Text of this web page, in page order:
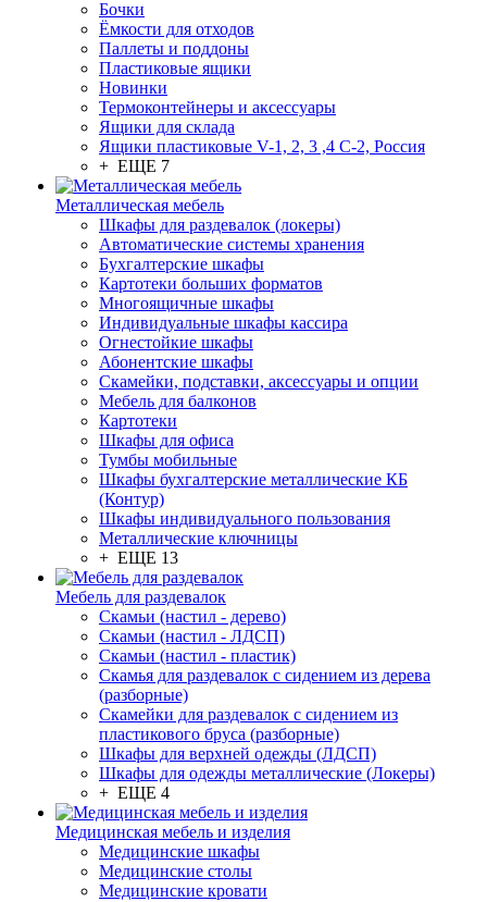
Бочки
Ёмкости для отходов
Паллеты и поддоны
Пластиковые ящики
Новинки
Термоконтейнеры и аксессуары
Ящики для склада
Ящики пластиковые V-1, 2, 3 ,4 С-2, Россия
+ ЕЩЕ 7
Металлическая мебель
Шкафы для раздевалок (локеры)
Автоматические системы хранения
Бухгалтерские шкафы
Картотеки больших форматов
Многоящичные шкафы
Индивидуальные шкафы кассира
Огнестойкие шкафы
Абонентские шкафы
Скамейки, подставки, аксессуары и опции
Мебель для балконов
Картотеки
Шкафы для офиса
Тумбы мобильные
Шкафы бухгалтерские металлические КБ
(Контур)
Шкафы индивидуального пользования
Металлические ключницы
+ ЕЩЕ 13
Мебель для раздевалок
Скамьи (настил - дерево)
Скамьи (настил - ЛДСП)
Скамьи (настил - пластик)
Скамья для раздевалок с сидением из дерева
(разборные)
Скамейки для раздевалок с сидением из
пластикового бруса (разборные)
Шкафы для верхней одежды (ЛДСП)
Шкафы для одежды металлические (Локеры)
+ ЕЩЕ 4
Медицинская мебель и изделия
Медицинские шкафы
Медицинские столы
Медицинские кровати